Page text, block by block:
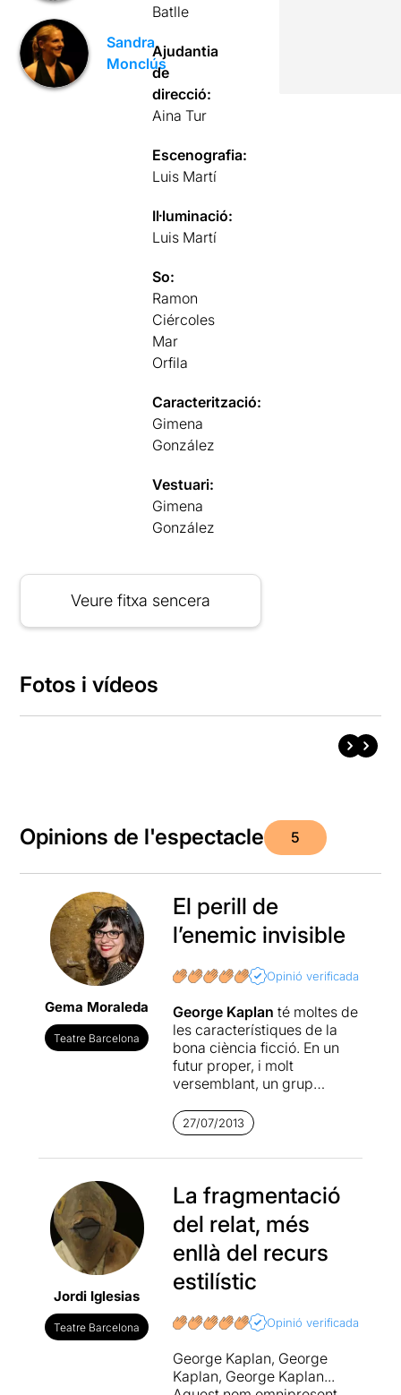
Sandra
Monclús
Batlle
Ajudantia
de
direcció:
Aina Tur
Escenografia:
Luis Martí
Il·luminació:
Luis Martí
So:
Ramon
Ciércoles
Mar
Orfila
Caracterització:
Gimena
González
Vestuari:
Gimena
González
Veure fitxa sencera
Fotos i vídeos
Opinions de l'espectacle 5
Gema Moraleda
Teatre Barcelona
El perill de
l’enemic invisible
Opinió verificada
George Kaplan té moltes de
les característiques de la
bona ciència ficció. En un
futur proper, i molt
versemblant, un grup
una revolució global sense
sortir de casa. El seu
objectiu és queGeorge
col·lectiu que denuncia
l'individualisme i el
personalisme de la societat
actual, esdevingui un
fenòmen en els cinc
continents. Una revolució
haurà de sortir endavant per
sí mateixa. Però, què passa
quan l'enemic és igual
d'invisible?Fréderic
Sonntagens regala un text
27/07/2013
Jordi Iglesias
Teatre Barcelona
La fragmentació
del relat, més
enllà del recurs
estilístic
Opinió verificada
George Kaplan, George
Kaplan, George Kaplan...